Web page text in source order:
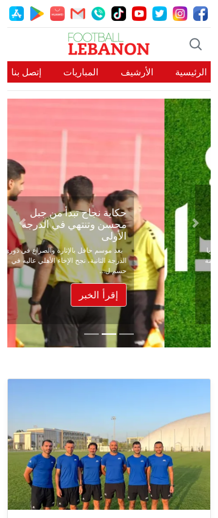
الرئيسية الأرشيف المباريات إتصل بنا
حكاية نجاح تبدأ من جبل
محسن وتنتهي في الدرجة
الأولى
بعد موسم حافل بالإثارة والصراع في دوري
الدرجة الثانية، نجح الإخاء الأهلي عاليه في
حسم ل...
إقرأ الخبر
Previous
Next